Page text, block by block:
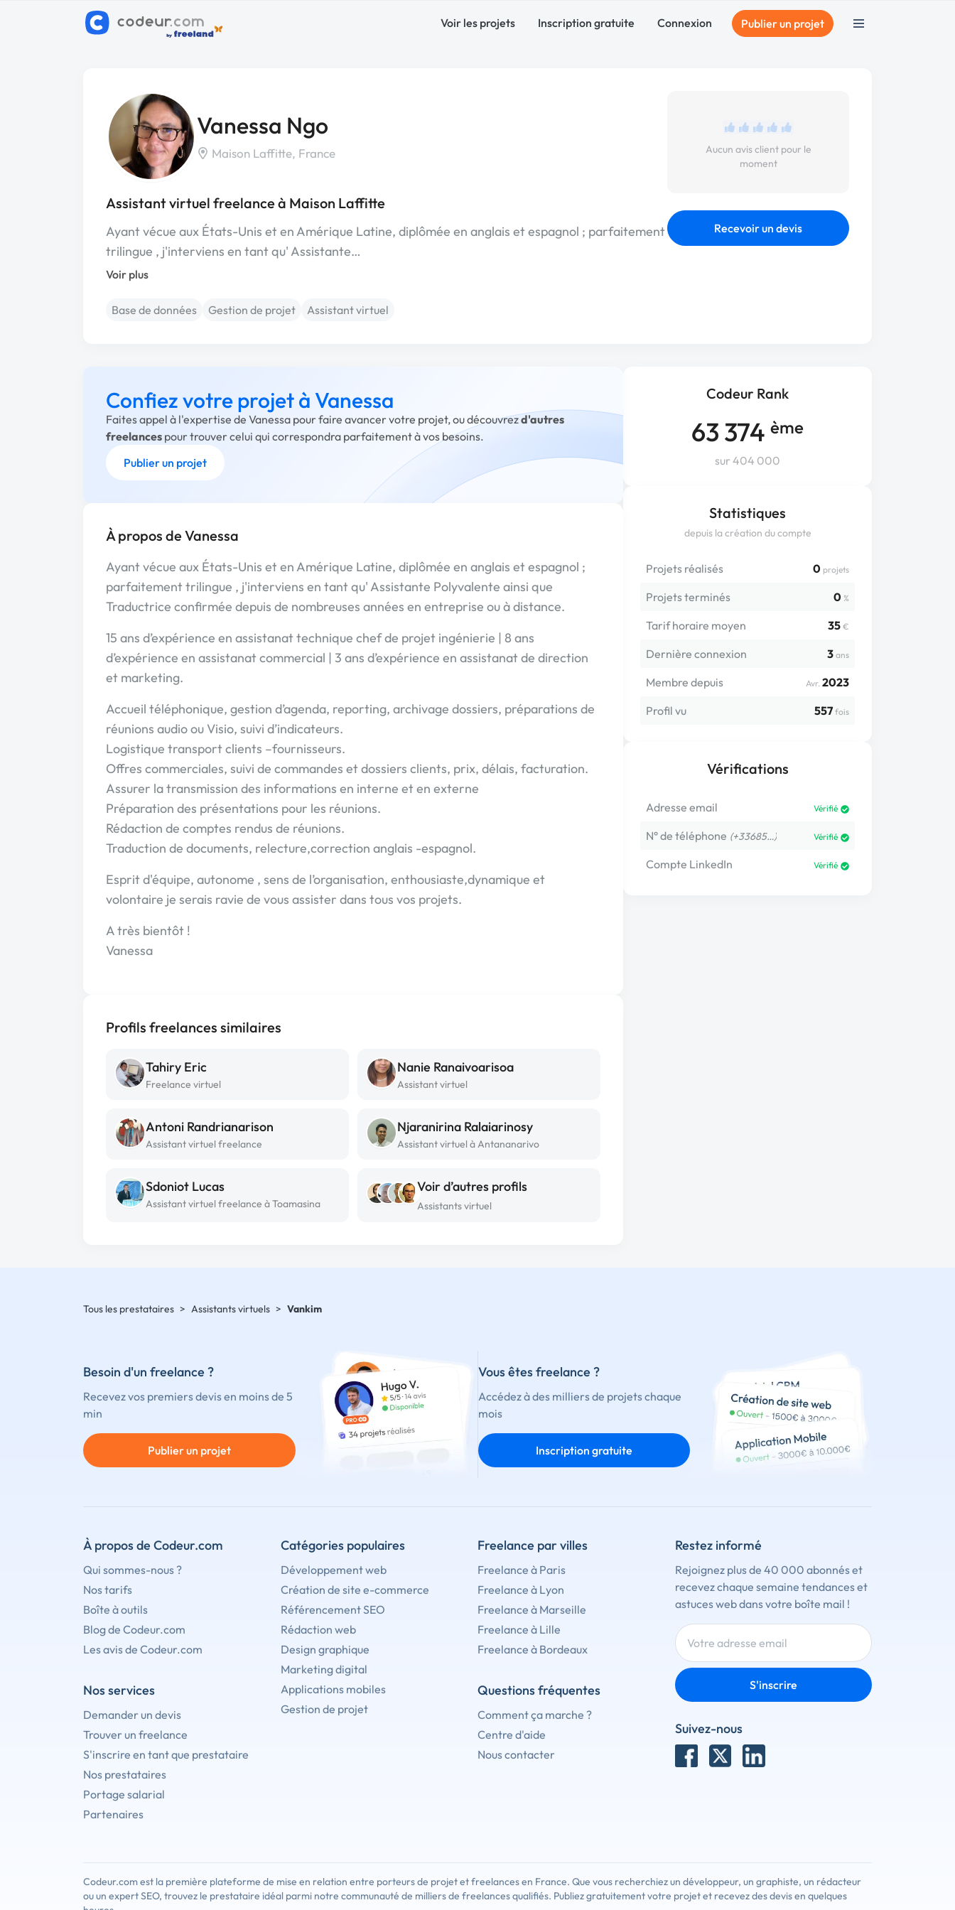
Voir les projets Inscription gratuite Connexion Publier un projet
Vanessa Ngo
Maison Laffitte, France
Assistant virtuel freelance à Maison Laffitte
Ayant vécue aux États-Unis et en Amérique Latine, diplômée en anglais et espagnol ; parfaitement
trilingue , j'interviens en tant qu' Assistante…
Voir plus
Base de données Gestion de projet Assistant virtuel
Aucun avis client pour le
moment
Recevoir un devis
Codeur Rank
63 374 ème
sur 404 000
Statistiques
depuis la création du compte
Projets réalisés 0 projets
Projets terminés 0 %
Tarif horaire moyen 35 €
Dernière connexion 3 ans
Membre depuis Avr. 2023
Profil vu
557 fois
Vérifications
Adresse email Vérifié
N° de téléphone (+33685…) Vérifié
Compte LinkedIn Vérifié
Confiez votre projet à Vanessa
Faites appel à l'expertise de Vanessa pour faire avancer votre projet, ou découvrezd'autres
freelances pour trouver celui qui correspondra parfaitement à vos besoins.
Publier un projet
À propos de Vanessa
Ayant vécue aux États-Unis et en Amérique Latine, diplômée en anglais et espagnol ;
parfaitement trilingue , j'interviens en tant qu' Assistante Polyvalente ainsi que
Traductrice confirmée depuis de nombreuses années en entreprise ou à distance.
15 ans d’expérience en assistanat technique chef de projet ingénierie | 8 ans
d’expérience en assistanat commercial | 3 ans d’expérience en assistanat de direction
et marketing.
Accueil téléphonique, gestion d’agenda, reporting, archivage dossiers, préparations de
réunions audio ou Visio, suivi d’indicateurs.
Logistique transport clients –fournisseurs.
Offres commerciales, suivi de commandes et dossiers clients, prix, délais, facturation.
Assurer la transmission des informations en interne et en externe
Préparation des présentations pour les réunions.
Rédaction de comptes rendus de réunions.
Traduction de documents, relecture,correction anglais -espagnol.
Esprit d'équipe, autonome , sens de l’organisation, enthousiaste,dynamique et
volontaire je serais ravie de vous assister dans tous vos projets.
A très bientôt !
Vanessa
Profils freelances similaires
Tahiry Eric
Freelance virtuel
Nanie Ranaivoarisoa
Assistant virtuel
Antoni Randrianarison
Assistant virtuel freelance
Njaranirina Ralaiarinosy
Assistant virtuel à Antananarivo
Sdoniot Lucas
Assistant virtuel freelance à Toamasina
Voir d’autres profils
Assistants virtuel
Tous les prestataires > Assistants virtuels > Vankim
Besoin d'un freelance ?
Recevez vos premiers devis en moins de 5
min
Publier un projet
Vous êtes freelance ?
Accédez à des milliers de projets chaque
mois
Inscription gratuite
À propos de Codeur.com
Qui sommes-nous ?
Nos tarifs
Boîte à outils
Blog de Codeur.com
Les avis de Codeur.com
Nos services
Demander un devis
Trouver un freelance
S'inscrire en tant que prestataire
Nos prestataires
Portage salarial
Partenaires
Catégories populaires
Développement web
Création de site e-commerce
Référencement SEO
Rédaction web
Design graphique
Marketing digital
Applications mobiles
Gestion de projet
Freelance par villes
Freelance à Paris
Freelance à Lyon
Freelance à Marseille
Freelance à Lille
Freelance à Bordeaux
Questions fréquentes
Comment ça marche ?
Centre d'aide
Nous contacter
Restez informé
Rejoignez plus de 40 000 abonnés et
recevez chaque semaine tendances et
astuces web dans votre boîte mail !
S'inscrire
Suivez-nous
Codeur.com est la première plateforme de mise en relation entre porteurs de projet et freelances en France. Que vous recherchiez un développeur, un graphiste, un rédacteur
ou un expert SEO, trouvez le prestataire idéal parmi notre communauté de milliers de freelances qualifiés. Publiez gratuitement votre projet et recevez des devis en quelques